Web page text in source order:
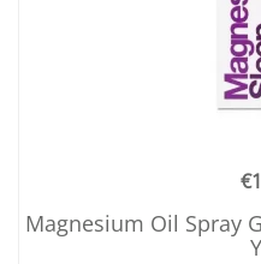
€
Magnesium Oil Spray